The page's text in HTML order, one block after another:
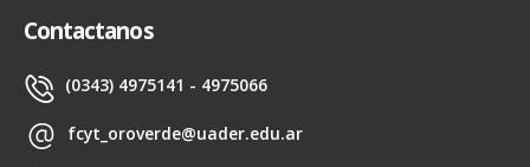
Contactanos
(0343) 4975141 - 4975066
fcyt_oroverde@uader.edu.ar